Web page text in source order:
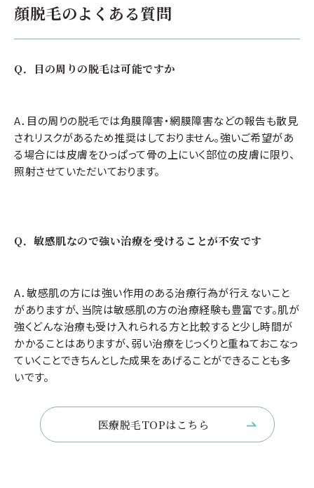
顔脱毛のよくある質問
Q．目の周りの脱毛は可能ですか
A．目の周りの脱毛では角膜障害・網膜障害などの報告も散見
されリスクがあるため推奨はしておりません。強いご希望があ
る場合には皮膚をひっぱって骨の上にいく部位の皮膚に限り、
照射させていただいております。
Q．敏感肌なので強い治療を受けることが不安です
A．敏感肌の方には強い作用のある治療行為が行えないこと
がありますが、当院は敏感肌の方の治療経験も豊富です。肌が
強くどんな治療も受け入れられる方と比較すると少し時間が
かかることはありますが、弱い治療をじっくりと重ねておこなっ
ていくことできちんとした成果をあげることができることも多
いです。
医療脱毛TOPはこちら